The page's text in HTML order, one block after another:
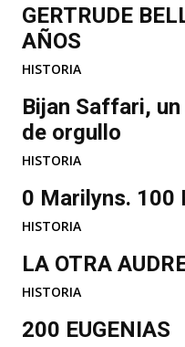
GERTRUDE
AÑOS
HISTORIA
Bijan Saffari,
de orgullo
HISTORIA
0 Marilyns. 100
HISTORIA
LA OTRA
HISTORIA
200 EUGENIAS